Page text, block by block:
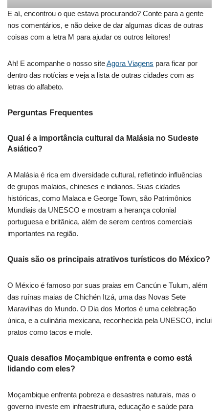
E aí, encontrou o que estava procurando? Conte para a gente
nos comentários, e não deixe de dar algumas dicas de outras
coisas com a letra M para ajudar os outros leitores!
Ah! E acompanhe o nosso siteAgora Viagens para ficar por
dentro das notícias e veja a lista de outras cidades com as
letras do alfabeto.
Perguntas Frequentes
Qual é a importância cultural da Malásia no Sudeste
Asiático?
A Malásia é rica em diversidade cultural, refletindo influências
de grupos malaios, chineses e indianos. Suas cidades
históricas, como Malaca e George Town, são Patrimônios
Mundiais da UNESCO e mostram a herança colonial
portuguesa e britânica, além de serem centros comerciais
importantes na região.
Quais são os principais atrativos turísticos do México?
O México é famoso por suas praias em Cancún e Tulum, além
das ruínas maias de Chichén Itzá, uma das Novas Sete
Maravilhas do Mundo. O Dia dos Mortos é uma celebração
única, e a culinária mexicana, reconhecida pela UNESCO, inclui
pratos como tacos e mole.
Quais desafios Moçambique enfrenta e como está
lidando com eles?
Moçambique enfrenta pobreza e desastres naturais, mas o
governo investe em infraestrutura, educação e saúde para